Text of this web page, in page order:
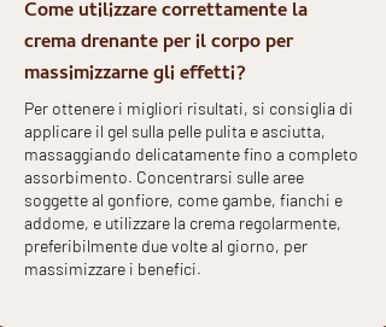
Come utilizzare correttamente la
crema drenante per il corpo per
massimizzarne gli effetti?
Per ottenere i migliori risultati, si consiglia di
applicare il gel sulla pelle pulita e asciutta,
massaggiando delicatamente fino a completo
assorbimento. Concentrarsi sulle aree
soggette al gonfiore, come gambe, fianchi e
addome, e utilizzare la crema regolarmente,
preferibilmente due volte al giorno, per
massimizzare i benefici.